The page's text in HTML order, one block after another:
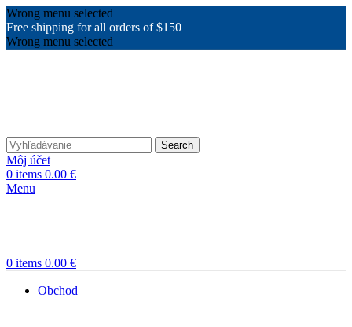
Wrong menu selected
Free shipping for all orders of $150
Wrong menu selected
Search
Môj účet
0 items 0.00 €
Menu
0 items 0.00 €
Obchod